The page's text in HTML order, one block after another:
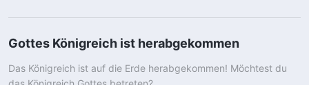
Gottes Königreich ist herabgekommen
Das Königreich ist auf die Erde herabgekommen! Möchtest du